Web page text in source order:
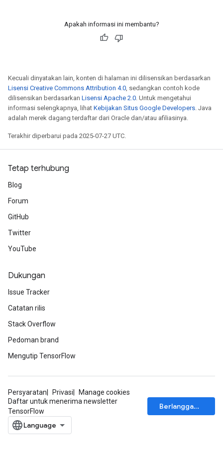
Apakah informasi ini membantu?
Kecuali dinyatakan lain, konten di halaman ini dilisensikan berdasarkan
Lisensi Creative Commons Attribution 4.0, sedangkan contoh kode
dilisensikan berdasarkan Lisensi Apache 2.0. Untuk mengetahui
informasi selengkapnya, lihat Kebijakan Situs Google Developers. Java
adalah merek dagang terdaftar dari Oracle dan/atau afiliasinya.
Terakhir diperbarui pada 2025-07-27 UTC.
Tetap terhubung
Blog
Forum
GitHub
Twitter
YouTube
Dukungan
Issue Tracker
Catatan rilis
Stack Overflow
Pedoman brand
Mengutip TensorFlow
Persyaratan Privasi
Manage cookies
Daftar untuk menerima newsletter
TensorFlow
Berlangganan